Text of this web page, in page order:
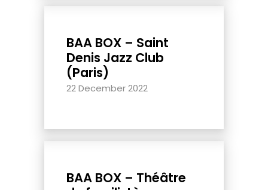
BAA BOX – Saint
Denis Jazz Club
(Paris)
22 December 2022
BAA BOX – Théâtre